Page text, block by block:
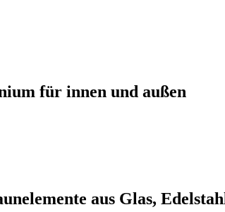
für innen und außen
aus Glas,